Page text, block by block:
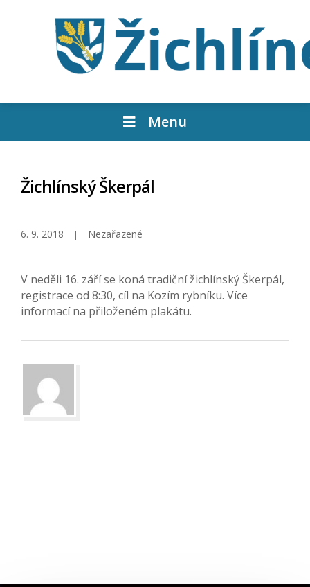
Menu
Žichlínský Škerpál
6. 9. 2018 Nezařazené
V neděli 16. září se koná tradiční žichlínský Škerpál,
registrace od 8:30, cíl na Kozím rybníku. Více
informací na přiloženém plakátu.